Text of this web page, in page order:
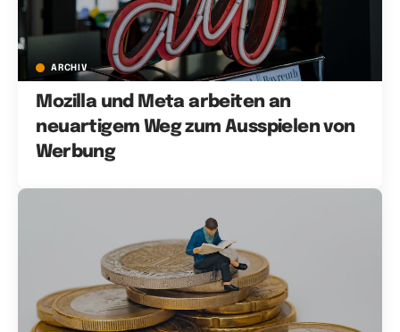
ARCHIV
Mozilla und Meta arbeiten an
neuartigem Weg zum Ausspielen von
Werbung